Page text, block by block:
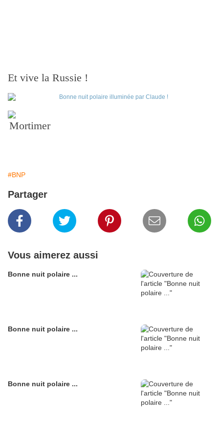
Et vive la Russie !
Mortimer
#BNP
Partager
Vous aimerez aussi
Bonne nuit polaire ...
Bonne nuit polaire ...
Bonne nuit polaire ...